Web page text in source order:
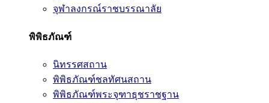
จุฬาลงกรณ์ราชบรรณาลัย
พิพิธภัณฑ์
นิทรรศสถาน
พิพิธภัณฑ์ชลทัศนสถาน
พิพิธภัณฑ์พระจุฑาธุชราชฐาน